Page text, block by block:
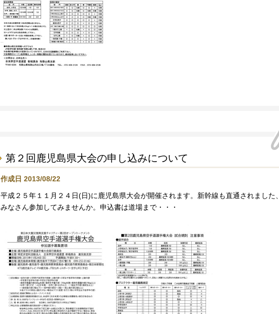
第２回鹿児島県大会の申し込みについて
作成日 2013/08/22
平成２５年１１月２４日(日)に鹿児島県大会が開催されます。新幹線も直通されました、
みなさん参加してみませんか。申込書は道場まで・・・